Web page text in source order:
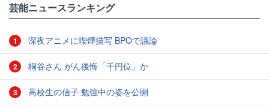
芸能ニュースランキング
1 深夜アニメに喫煙描写 BPOで議論
2 桐谷さん がん後悔「千円位」か
3 高校生の信子 勉強中の姿を公開